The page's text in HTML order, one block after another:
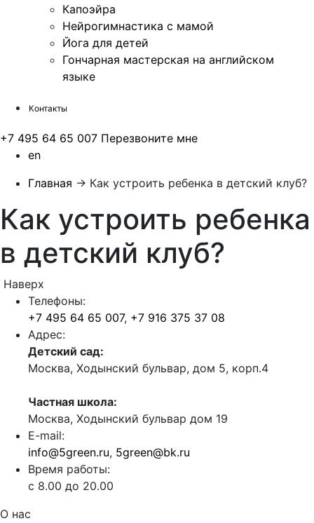
Капоэйра
Нейрогимнастика с мамой
Йога для детей
Гончарная мастерская на английском
языке
Контакты
+7 495 64 65 007 Перезвоните мне
en
Главная → Как устроить ребенка в детский клуб?
Как устроить ребенка
в детский клуб?
Наверх
Телефоны:
+7 495 64 65 007, +7 916 375 37 08
Адрес:
Детский сад:
Москва, Ходынский бульвар, дом 5, корп.4
Частная школа:
Москва, Ходынский бульвар дом 19
E-mail:
info@5green.ru, 5green@bk.ru
Время работы:
с 8.00 до 20.00
О нас